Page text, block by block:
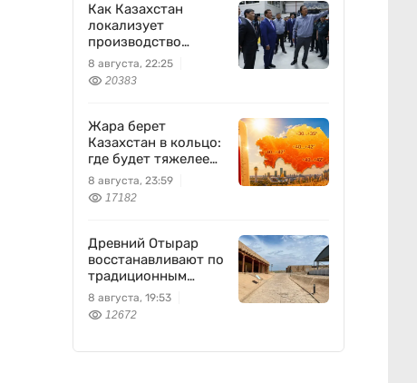
Как Казахстан
локализует
производство
оборонной техники
8 августа, 22:25
20383
Жара берет
Казахстан в кольцо:
где будет тяжелее
всего 9 августа
8 августа, 23:59
17182
Древний Отырар
восстанавливают по
традиционным
технологиям
8 августа, 19:53
12672